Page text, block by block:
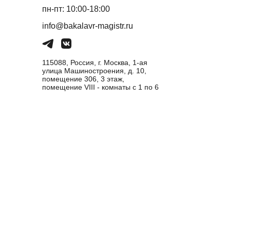
пн-пт: 10:00-18:00
info@bakalavr-magistr.ru
115088, Россия, г. Москва, 1-ая
улица Машиностроения, д. 10,
помещение 306, 3 этаж,
помещение VIII - комнаты с 1 по 6